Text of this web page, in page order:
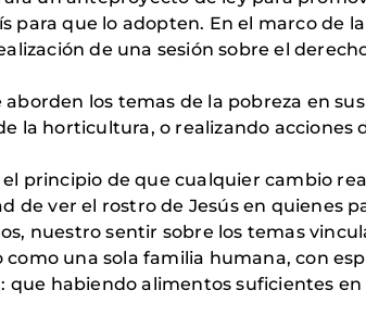
para que lo adopten. En el marco de
de una sesión sobre el
los temas de la pobreza en
la horticultura, o realizando acciones
el principio de que cualquier cambio
de ver el rostro de Jesús en quienes
nuestro sentir sobre los temas
una sola familia humana, con
habiendo alimentos suficientes en